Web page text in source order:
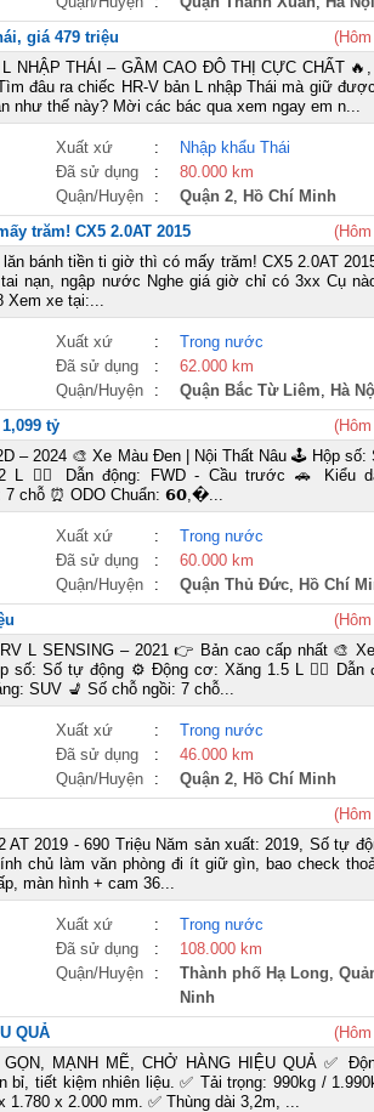
giá 479 triệu
L NHẬP THÁI – GẦM CAO ĐÔ THỊ CỰC CHẤT
đâu ra chiếc HR-V bản L nhập Thái mà giữ
như thế này? Mời các bác qua xem ngay em n...
Xuất xứ :
Nhập khẩu Thái
Đã sử dụng :
80.000 km
Quận/Huyện : Quận 2, Hồ Chí Minh
trăm! CX5 2.0AT 2015
bánh tiền ti giờ thì có mấy trăm! CX5 2.0AT
nạn, ngập nước Nghe giá giờ chỉ có 3xx Cụ
Xem xe tại:...
Xuất xứ :
Trong nước
Đã sử dụng :
62.000 km
Quận/Huyện : Quận Bắc Từ Liêm, Hà
tỷ
– 2024 🎨 Xe Màu Đen | Nội Thất Nâu 🕹️ Hộp số:
L 🚴‍♀️ Dẫn động: FWD - Cầu trước 🚗 Kiểu
7 chỗ ⏰ ODO Chuẩn: 𝟲𝟬,�...
Xuất xứ :
Trong nước
Đã sử dụng :
60.000 km
Quận/Huyện : Quận Thủ Đức, Hồ Chí
L SENSING – 2021 👉 Bản cao cấp nhất 🎨
số: Số tự động ⚙️ Động cơ: Xăng 1.5 L 🚴‍♀️ Dẫn
SUV 💺 Số chỗ ngồi: 7 chỗ...
Xuất xứ :
Trong nước
Đã sử dụng :
46.000 km
Quận/Huyện : Quận 2, Hồ Chí Minh
AT 2019 - 690 Triệu Năm sản xuất: 2019, Số tự
chủ làm văn phòng đi ít giữ gìn, bao check
màn hình + cam 36...
Xuất xứ :
Trong nước
Đã sử dụng :
108.000 km
Quận/Huyện : Thành phố Hạ Long,
Ninh
QUẢ
MẠNH MẼ, CHỞ HÀNG HIỆU QUẢ ✅
bỉ, tiết kiệm nhiên liệu. ✅ Tải trọng: 990kg /
x 2.000 mm. ✅ Thùng dài 3,2m, ...